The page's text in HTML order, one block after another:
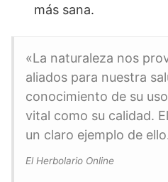
más sana.
«La naturaleza nos
aliados para nuestra
conocimiento de su
vital como su calidad.
un claro ejemplo de
El Herbolario Online